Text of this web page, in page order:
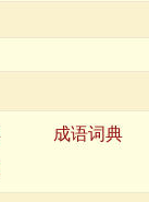
成语词典